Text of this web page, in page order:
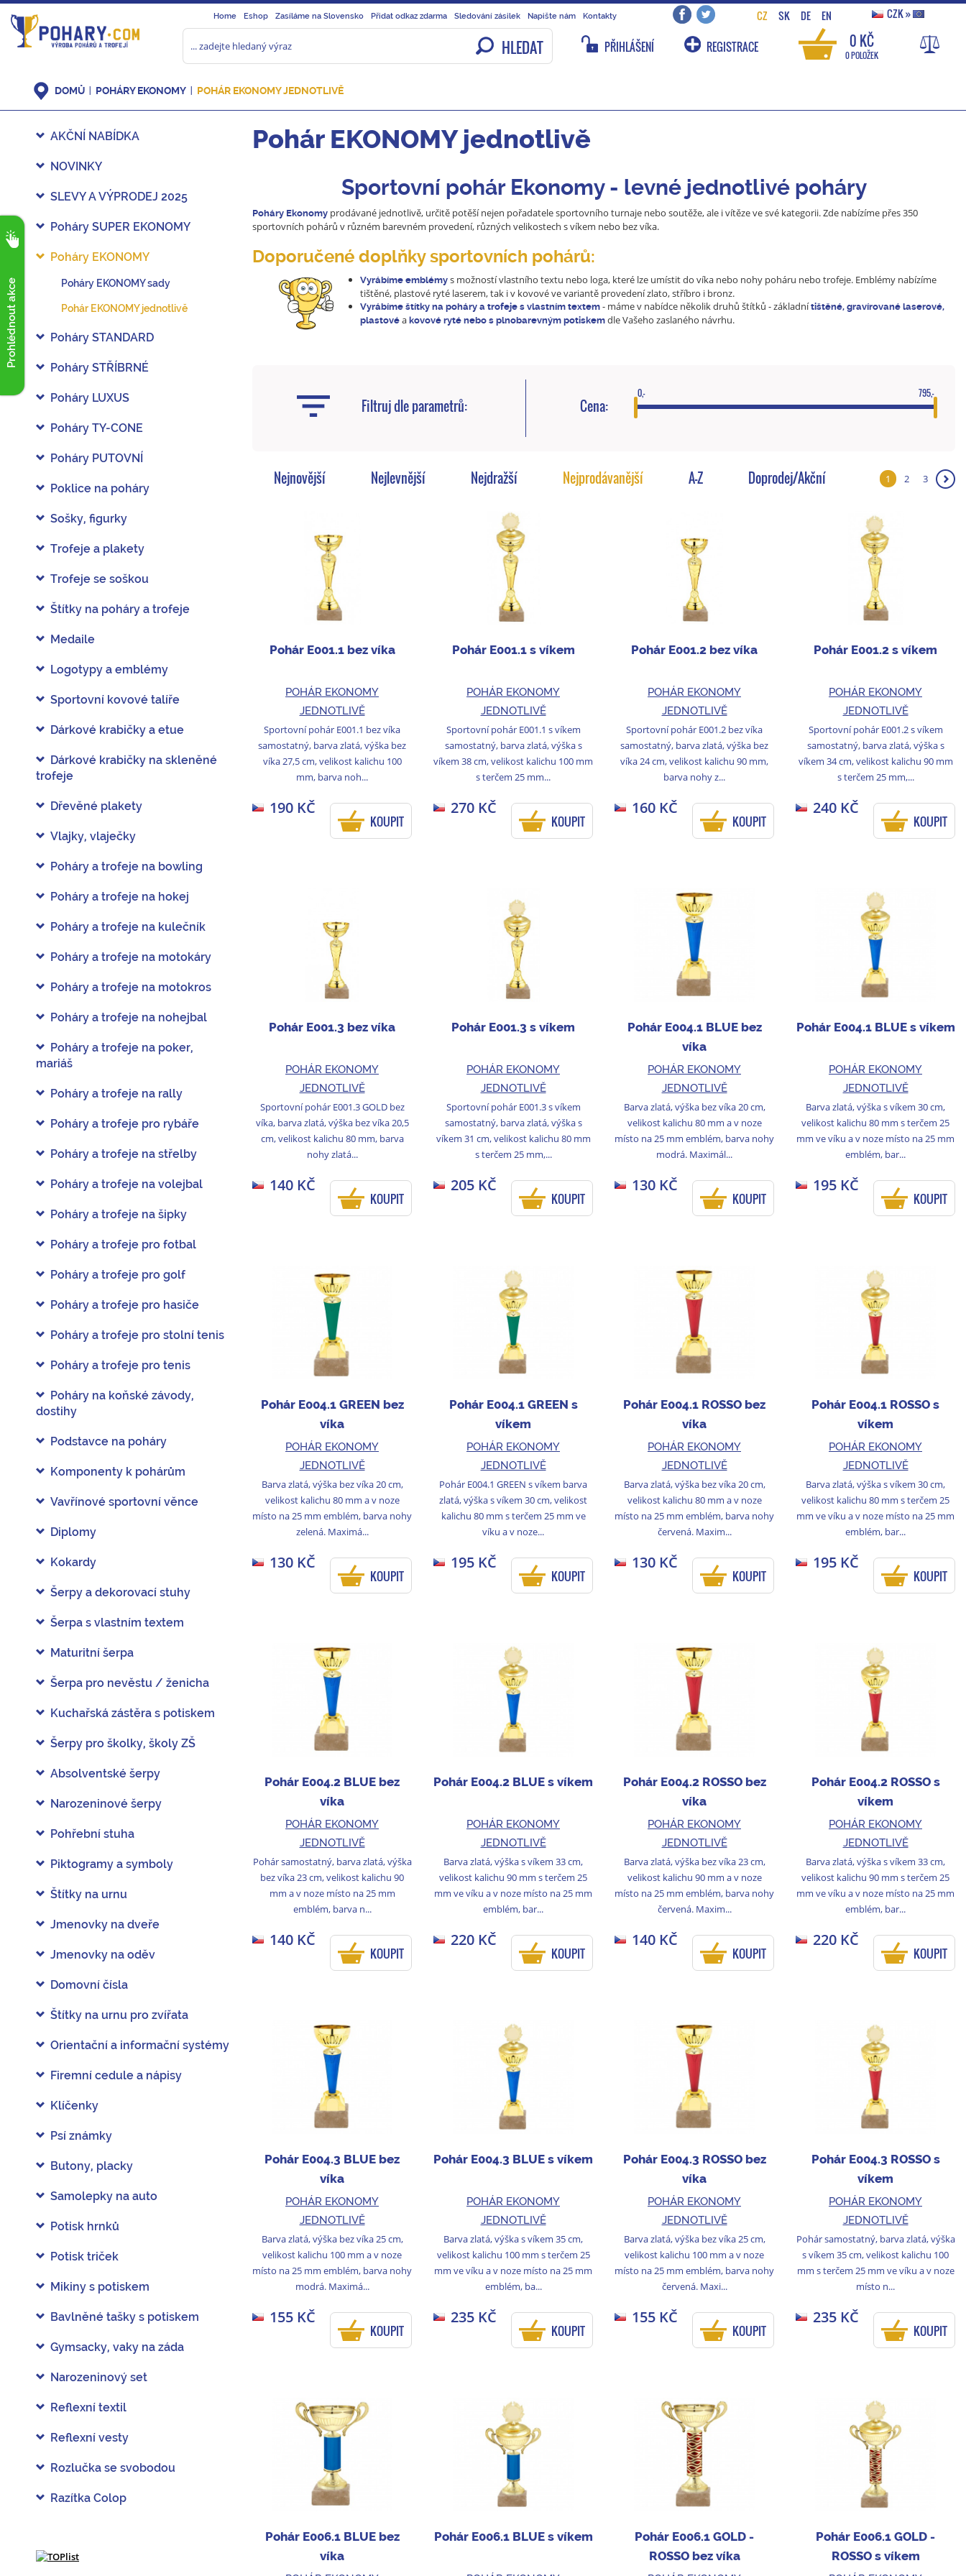
Home Eshop Zasíláme na Slovensko Přidat odkaz zdarma Sledování zásilek Napište nám Kontakty CZ SK DE EN CZK»
HLEDAT PŘIHLÁŠENÍ REGISTRACE 0 KČ
0 POLOŽEK
Prohlédnout akce
DOMŮ POHÁRY EKONOMY POHÁR EKONOMY JEDNOTLIVĚ
AKČNÍ NABÍDKA
NOVINKY
SLEVY A VÝPRODEJ 2025
Poháry SUPER EKONOMY
Poháry EKONOMY
Poháry EKONOMY sady
Pohár EKONOMY jednotlivě
Poháry STANDARD
Poháry STŘÍBRNÉ
Poháry LUXUS
Poháry TY-CONE
Poháry PUTOVNÍ
Poklice na poháry
Sošky, figurky
Trofeje a plakety
Trofeje se soškou
Štítky na poháry a trofeje
Medaile
Logotypy a emblémy
Sportovní kovové talíře
Dárkové krabičky a etue
Dárkové krabičky na skleněné
trofeje
Dřevěné plakety
Vlajky, vlaječky
Poháry a trofeje na bowling
Poháry a trofeje na hokej
Poháry a trofeje na kulečník
Poháry a trofeje na motokáry
Poháry a trofeje na motokros
Poháry a trofeje na nohejbal
Poháry a trofeje na poker,
mariáš
Poháry a trofeje na rally
Poháry a trofeje pro rybáře
Poháry a trofeje na střelby
Poháry a trofeje na volejbal
Poháry a trofeje na šipky
Poháry a trofeje pro fotbal
Poháry a trofeje pro golf
Poháry a trofeje pro hasiče
Poháry a trofeje pro stolní tenis
Poháry a trofeje pro tenis
Poháry na koňské závody,
dostihy
Podstavce na poháry
Komponenty k pohárům
Vavřínové sportovní věnce
Diplomy
Kokardy
Šerpy a dekorovací stuhy
Šerpa s vlastním textem
Maturitní šerpa
Šerpa pro nevěstu / ženicha
Kuchařská zástěra s potiskem
Šerpy pro školky, školy ZŠ
Absolventské šerpy
Narozeninové šerpy
Pohřební stuha
Piktogramy a symboly
Štítky na urnu
Jmenovky na dveře
Jmenovky na oděv
Domovní čísla
Štítky na urnu pro zvířata
Orientační a informační systémy
Firemní cedule a nápisy
Klíčenky
Psí známky
Butony, placky
Samolepky na auto
Potisk hrnků
Potisk triček
Mikiny s potiskem
Bavlněné tašky s potiskem
Gymsacky, vaky na záda
Narozeninový set
Reflexní textil
Reflexní vesty
Rozlučka se svobodou
Razítka Colop
Pohár EKONOMY jednotlivě
Sportovní pohár Ekonomy - levné jednotlivé poháry
Poháry Ekonomy prodávané jednotlivě, určitě potěší nejen pořadatele sportovního turnaje nebo soutěže, ale i vítěze ve své kategorii. Zde nabízíme přes 350
sportovních pohárů v různém barevném provedení, různých velikostech s víkem nebo bez víka.
Doporučené doplňky sportovních pohárů:
Vyrábíme emblémy s možností vlastního textu nebo loga, které lze umístit do víka nebo nohy poháru nebo trofeje. Emblémy nabízíme
tištěné, plastové ryté laserem, tak i v kovové ve variantě provedení zlato, stříbro i bronz.
Vyrábíme štítky na poháry a trofeje s vlastním textem - máme v nabídce několik druhů štítků - základnítištěné, gravírované laserové,
plastové a kovové ryté nebo s plnobarevným potiskem dle Vašeho zaslaného návrhu.
Filtruj dle parametrů: Cena:
0,- 795,-
1 2 3 ❯
Nejnovější Nejlevnější Nejdražší Nejprodávanější A-Z Doprodej/Akční
Pohár E001.1 bez víka
POHÁR EKONOMY
JEDNOTLIVĚ
Sportovní pohár E001.1 bez víka
samostatný, barva zlatá, výška bez
víka 27,5 cm, velikost kalichu 100
mm, barva noh...
190 KČ
KOUPIT
Pohár E001.1 s víkem
POHÁR EKONOMY
JEDNOTLIVĚ
Sportovní pohár E001.1 s víkem
samostatný, barva zlatá, výška s
víkem 38 cm, velikost kalichu 100 mm
s terčem 25 mm...
270 KČ
KOUPIT
Pohár E001.2 bez víka
POHÁR EKONOMY
JEDNOTLIVĚ
Sportovní pohár E001.2 bez víka
samostatný, barva zlatá, výška bez
víka 24 cm, velikost kalichu 90 mm,
barva nohy z...
160 KČ
KOUPIT
Pohár E001.2 s víkem
POHÁR EKONOMY
JEDNOTLIVĚ
Sportovní pohár E001.2 s víkem
samostatný, barva zlatá, výška s
víkem 34 cm, velikost kalichu 90 mm
s terčem 25 mm,...
240 KČ
KOUPIT
Pohár E001.3 bez víka
POHÁR EKONOMY
JEDNOTLIVĚ
Sportovní pohár E001.3 GOLD bez
víka, barva zlatá, výška bez víka 20,5
cm, velikost kalichu 80 mm, barva
nohy zlatá...
140 KČ
KOUPIT
Pohár E001.3 s víkem
POHÁR EKONOMY
JEDNOTLIVĚ
Sportovní pohár E001.3 s víkem
samostatný, barva zlatá, výška s
víkem 31 cm, velikost kalichu 80 mm
s terčem 25 mm,...
205 KČ
KOUPIT
Pohár E004.1 BLUE bez
víka
POHÁR EKONOMY
JEDNOTLIVĚ
Barva zlatá, výška bez víka 20 cm,
velikost kalichu 80 mm a v noze
místo na 25 mm emblém, barva nohy
modrá. Maximál...
130 KČ
KOUPIT
Pohár E004.1 BLUE s víkem
POHÁR EKONOMY
JEDNOTLIVĚ
Barva zlatá, výška s víkem 30 cm,
velikost kalichu 80 mm s terčem 25
mm ve víku a v noze místo na 25 mm
emblém, bar...
195 KČ
KOUPIT
Pohár E004.1 GREEN bez
víka
POHÁR EKONOMY
JEDNOTLIVĚ
Barva zlatá, výška bez víka 20 cm,
velikost kalichu 80 mm a v noze
místo na 25 mm emblém, barva nohy
zelená. Maximá...
130 KČ
KOUPIT
Pohár E004.1 GREEN s
víkem
POHÁR EKONOMY
JEDNOTLIVĚ
Pohár E004.1 GREEN s víkem barva
zlatá, výška s víkem 30 cm, velikost
kalichu 80 mm s terčem 25 mm ve
víku a v noze...
195 KČ
KOUPIT
Pohár E004.1 ROSSO bez
víka
POHÁR EKONOMY
JEDNOTLIVĚ
Barva zlatá, výška bez víka 20 cm,
velikost kalichu 80 mm a v noze
místo na 25 mm emblém, barva nohy
červená. Maxim...
130 KČ
KOUPIT
Pohár E004.1 ROSSO s
víkem
POHÁR EKONOMY
JEDNOTLIVĚ
Barva zlatá, výška s víkem 30 cm,
velikost kalichu 80 mm s terčem 25
mm ve víku a v noze místo na 25 mm
emblém, bar...
195 KČ
KOUPIT
Pohár E004.2 BLUE bez
víka
POHÁR EKONOMY
JEDNOTLIVĚ
Pohár samostatný, barva zlatá, výška
bez víka 23 cm, velikost kalichu 90
mm a v noze místo na 25 mm
emblém, barva n...
140 KČ
KOUPIT
Pohár E004.2 BLUE s víkem
POHÁR EKONOMY
JEDNOTLIVĚ
Barva zlatá, výška s víkem 33 cm,
velikost kalichu 90 mm s terčem 25
mm ve víku a v noze místo na 25 mm
emblém, bar...
220 KČ
KOUPIT
Pohár E004.2 ROSSO bez
víka
POHÁR EKONOMY
JEDNOTLIVĚ
Barva zlatá, výška bez víka 23 cm,
velikost kalichu 90 mm a v noze
místo na 25 mm emblém, barva nohy
červená. Maxim...
140 KČ
KOUPIT
Pohár E004.2 ROSSO s
víkem
POHÁR EKONOMY
JEDNOTLIVĚ
Barva zlatá, výška s víkem 33 cm,
velikost kalichu 90 mm s terčem 25
mm ve víku a v noze místo na 25 mm
emblém, bar...
220 KČ
KOUPIT
Pohár E004.3 BLUE bez
víka
POHÁR EKONOMY
JEDNOTLIVĚ
Barva zlatá, výška bez víka 25 cm,
velikost kalichu 100 mm a v noze
místo na 25 mm emblém, barva nohy
modrá. Maximá...
155 KČ
KOUPIT
Pohár E004.3 BLUE s víkem
POHÁR EKONOMY
JEDNOTLIVĚ
Barva zlatá, výška s víkem 35 cm,
velikost kalichu 100 mm s terčem 25
mm ve víku a v noze místo na 25 mm
emblém, ba...
235 KČ
KOUPIT
Pohár E004.3 ROSSO bez
víka
POHÁR EKONOMY
JEDNOTLIVĚ
Barva zlatá, výška bez víka 25 cm,
velikost kalichu 100 mm a v noze
místo na 25 mm emblém, barva nohy
červená. Maxi...
155 KČ
KOUPIT
Pohár E004.3 ROSSO s
víkem
POHÁR EKONOMY
JEDNOTLIVĚ
Pohár samostatný, barva zlatá, výška
s víkem 35 cm, velikost kalichu 100
mm s terčem 25 mm ve víku a v noze
místo n...
235 KČ
KOUPIT
Pohár E006.1 BLUE bez
víka
Pohár E006.1 BLUE s víkem
Pohár E006.1 GOLD -
ROSSO bez víka
Pohár E006.1 GOLD -
ROSSO s víkem